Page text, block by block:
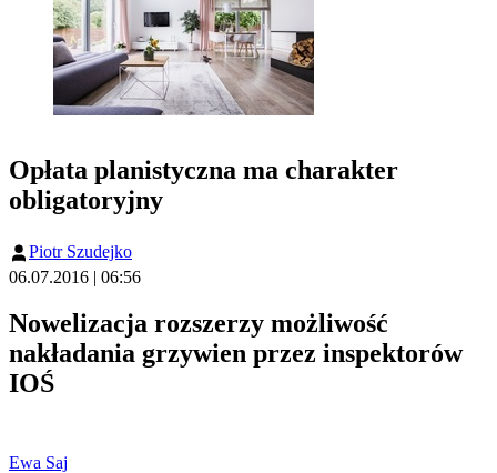
Opłata planistyczna ma charakter
obligatoryjny
Piotr Szudejko
06.07.2016 | 06:56
Nowelizacja rozszerzy możliwość
nakładania grzywien przez inspektorów
IOŚ
Ewa Saj